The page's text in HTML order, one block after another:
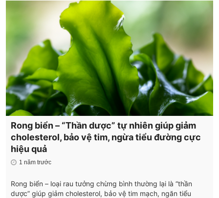
Rong biển – “Thần dược” tự nhiên giúp giảm
cholesterol, bảo vệ tim, ngừa tiểu đường cực
hiệu quả
1 năm trước
Rong biển – loại rau tưởng chừng bình thường lại là “thần
dược” giúp giảm cholesterol, bảo vệ tim mạch, ngăn tiểu